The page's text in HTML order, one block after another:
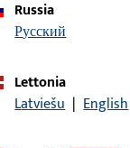
Russia
русский
Lettonia
Latviešu | English